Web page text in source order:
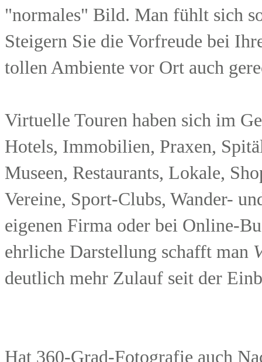
"normales" Bild. Man fühlt sich
Steigern Sie die Vorfreude bei
tollen Ambiente vor Ort auch
Virtuelle Touren haben sich im
Hotels, Immobilien, Praxen,
Museen, Restaurants, Lokale,
Vereine, Sport-Clubs, Wander-
eigenen Firma oder bei Online-
ehrliche Darstellung schafft man
deutlich mehr Zulauf seit der
Hat 360-Grad-Fotografie auch